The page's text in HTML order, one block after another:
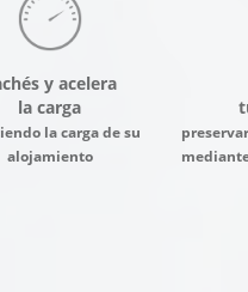
y acelera
la carga
la carga de su
alojamiento